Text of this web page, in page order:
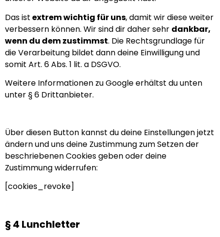
Das ist extrem wichtig für uns, damit wir diese weiter
verbessern können. Wir sind dir daher sehr dankbar,
wenn du dem zustimmst. Die Rechtsgrundlage für
die Verarbeitung bildet dann deine Einwilligung und
somit Art. 6 Abs. 1 lit. a DSGVO.
Weitere Informationen zu Google erhältst du unten
unter § 6 Drittanbieter.
Über diesen Button kannst du deine Einstellungen jetzt
ändern und uns deine Zustimmung zum Setzen der
beschriebenen Cookies geben oder deine
Zustimmung widerrufen:
[cookies_revoke]
§ 4 Lunchletter